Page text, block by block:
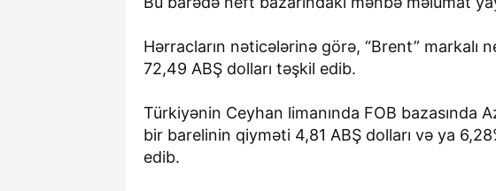
Hərracların nəticələrinə görə, “Brent”
72,49 ABŞ dolları təşkil edib.
Türkiyənin Ceyhan limanında FOB bazasında
bir barelinin qiyməti 4,81 ABŞ dolları və ya
edib.